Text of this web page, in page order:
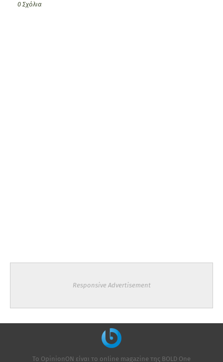
0 Σχόλια
Responsive Advertisement
Το OpinionON είναι το online magazine της ΒΟLD One